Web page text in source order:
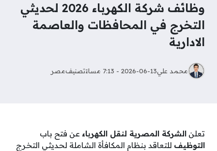
وظائف شركة الكهرباء 2026 لحديثي
التخرج في المحافظات والعاصمة
الادارية
محمد علي2026-06-13 - 7:13 مساءً تصنيفمصر
تعلن الشركة المصرية لنقل الكهرباء عن فتح باب
التوظيف للتعاقد بنظام المكافأة الشاملة لحديثي التخرج